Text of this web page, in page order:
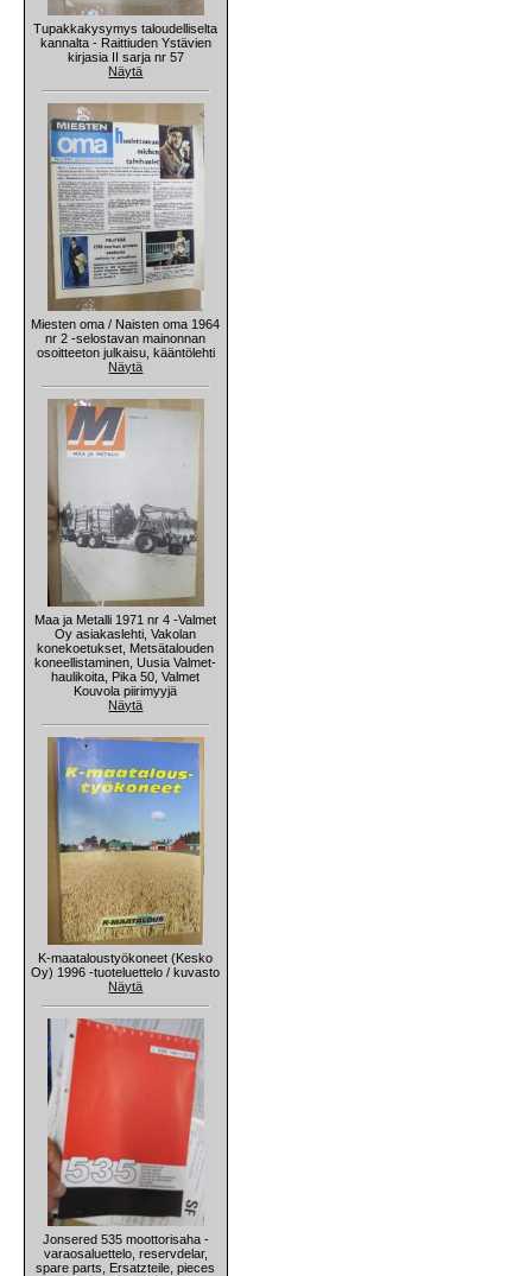
Tupakkakysymys taloudelliselta
kannalta - Raittiuden Ystävien
kirjasia II sarja nr 57
Näytä
Miesten oma / Naisten oma 1964
nr 2 -selostavan mainonnan
osoitteeton julkaisu, kääntölehti
Näytä
Maa ja Metalli 1971 nr 4 -Valmet
Oy asiakaslehti, Vakolan
konekoetukset, Metsätalouden
koneellistaminen, Uusia Valmet-
haulikoita, Pika 50, Valmet
Kouvola piirimyyjä
Näytä
K-maataloustyökoneet (Kesko
Oy) 1996 -tuoteluettelo / kuvasto
Näytä
Jonsered 535 moottorisaha -
varaosaluettelo, reservdelar,
spare parts, Ersatzteile, pieces